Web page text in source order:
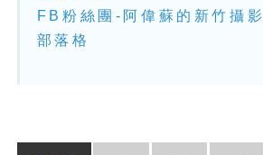
FB粉絲團-阿偉蘇的新竹攝影
部落格